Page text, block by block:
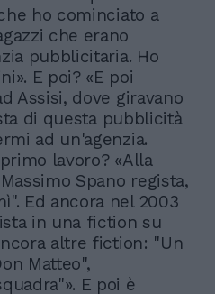
ho cominciato a
che erano
pubblicitaria. Ho
E poi? «E poi
Assisi, dove giravano
di questa pubblicità
ad un'agenzia.
lavoro? «Alla
Spano regista,
Ed ancora nel 2003
in una fiction su
altre fiction: "Un
Matteo",
E poi è